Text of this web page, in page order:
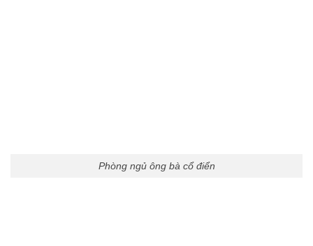
Phòng ngủ ông bà cổ điển